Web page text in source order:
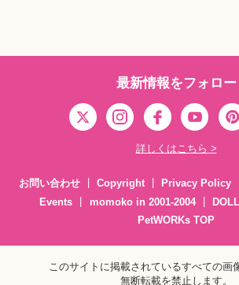
最新情報をフォロー
詳しくはこちら >
お問い合わせ Copyright Privacy Policy
Events
momoko in 2001-2004
PetWORKs TOP
このサイトに掲載されているすべての画
無断転載を禁止します。